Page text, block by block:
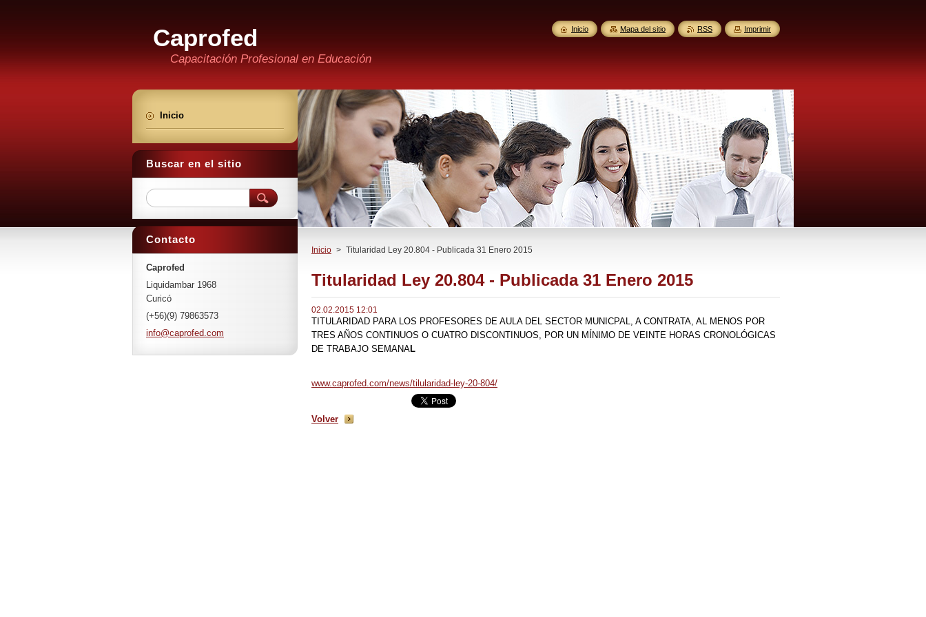
Caprofed
Capacitación Profesional en Educación
Inicio > Titularidad Ley 20.804 - Publicada 31 Enero 2015
Titularidad Ley 20.804 - Publicada 31 Enero 2015
02.02.2015 12:01
TITULARIDAD PARA LOS PROFESORES DE AULA DEL SECTOR MUNICPAL, A CONTRATA, AL MENOS POR
TRES AÑOS CONTINUOS O CUATRO DISCONTINUOS, POR UN MÍNIMO DE VEINTE HORAS CRONOLÓGICAS
DE TRABAJO SEMANAL
www.caprofed.com/news/tilularidad-ley-20-804/
Volver
Inicio
Buscar en el sitio
Contacto
Caprofed
Liquidambar 1968
Curicó
(+56)(9) 79863573
info@caprofed.com
Inicio Mapa del sitio RSS Imprimir